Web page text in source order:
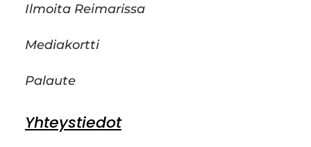
Ilmoita Reimarissa
Mediakortti
Palaute
Yhteystiedot